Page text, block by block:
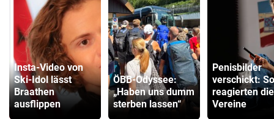
Insta-Video von
Ski-Idol lässt
Braathen
ausflippen
ÖBB-Odyssee:
„Haben uns dumm
sterben lassen“
Penisbilder
verschickt: So
reagierten die
Vereine